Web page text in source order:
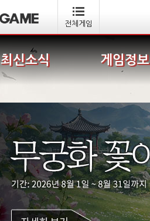
전체게임
최신소식 게임정보